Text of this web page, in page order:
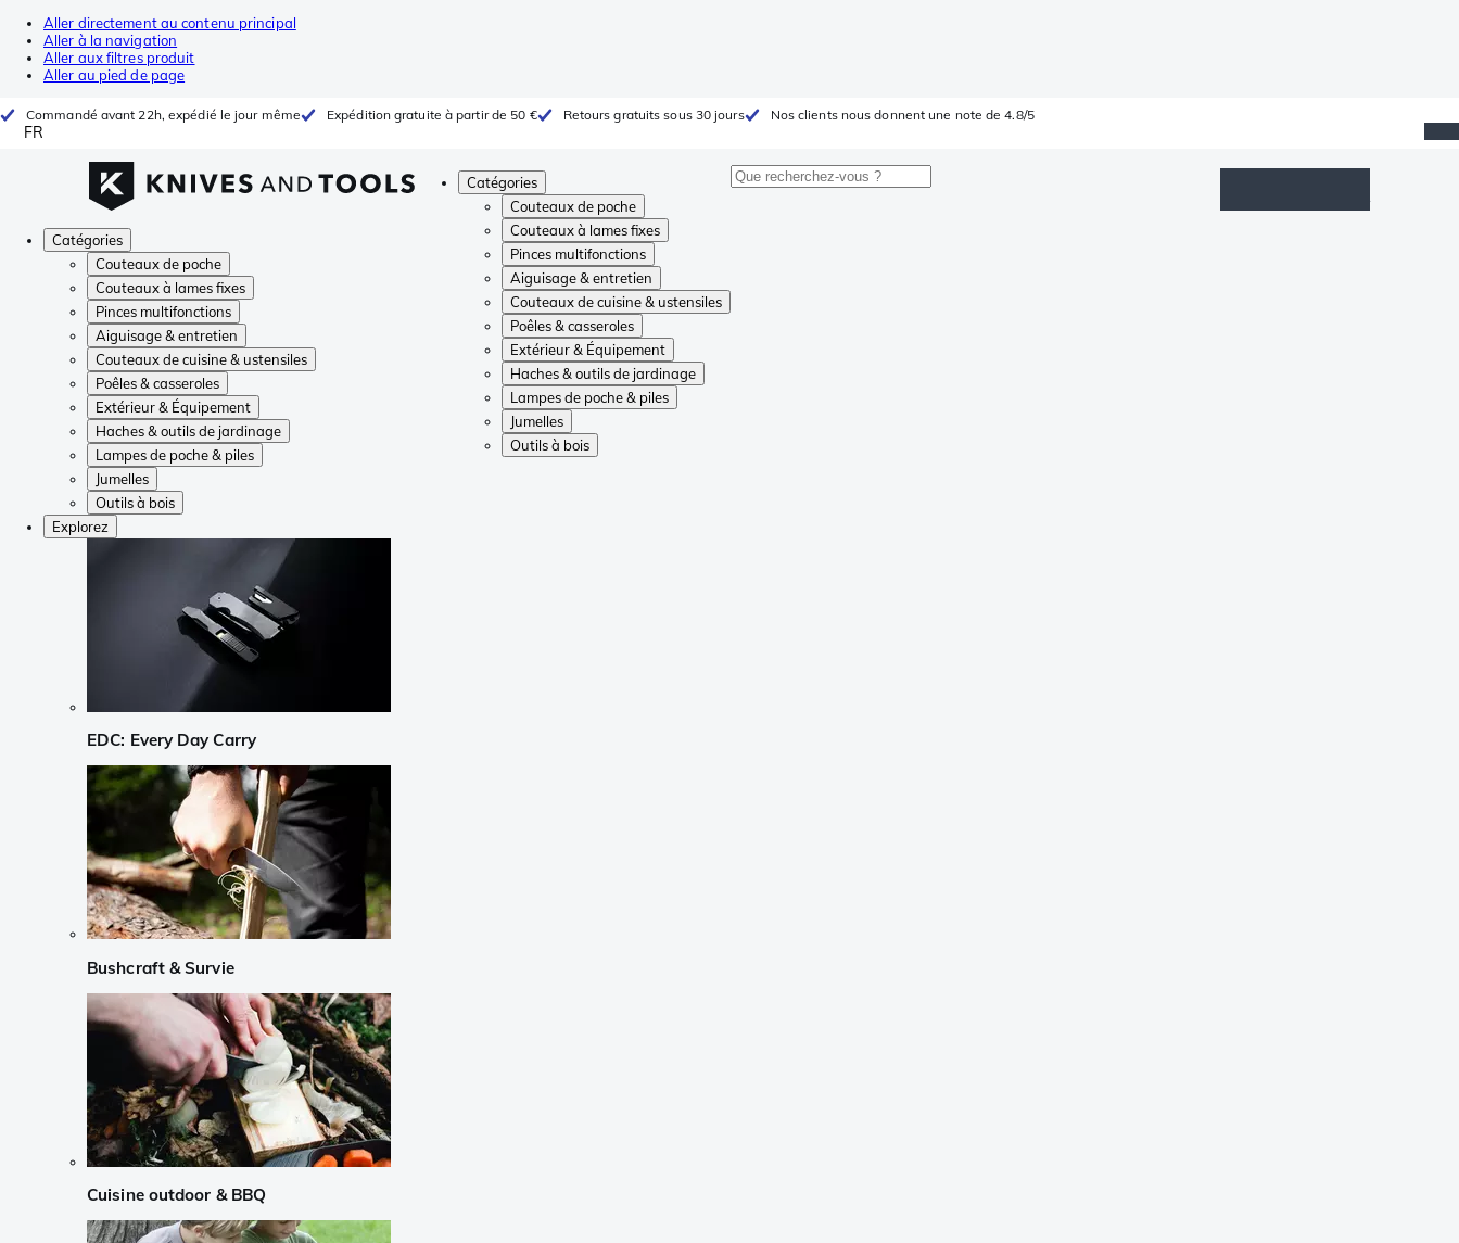
Aller directement au contenu principal
Aller à la navigation
Aller aux filtres produit
Aller au pied de page
Commandé avant 22h, expédié le jour même Expédition gratuite à partir de 50 € Retours gratuits sous 30 jours Nos clients nous donnent une note de 4.8/5
FR
Catégories
Couteaux de poche
Couteaux à lames fixes
Pinces multifonctions
Aiguisage & entretien
Couteaux de cuisine & ustensiles
Poêles & casseroles
Extérieur & Équipement
Haches & outils de jardinage
Lampes de poche & piles
Jumelles
Outils à bois
Catégories
Couteaux de poche
Couteaux à lames fixes
Pinces multifonctions
Aiguisage & entretien
Couteaux de cuisine & ustensiles
Poêles & casseroles
Extérieur & Équipement
Haches & outils de jardinage
Lampes de poche & piles
Jumelles
Outils à bois
Explorez
EDC: Every Day Carry
Bushcraft & Survie
Cuisine outdoor & BBQ